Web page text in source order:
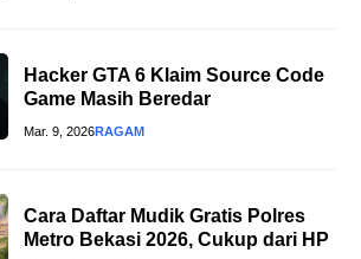
Hacker GTA 6 Klaim Source Code
Game Masih Beredar
Mar. 9, 2026RAGAM
Cara Daftar Mudik Gratis Polres
Metro Bekasi 2026, Cukup dari HP